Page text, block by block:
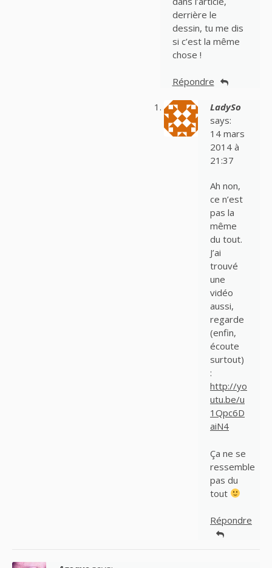
derrière le
dessin, tu me dis
si c’est la même
chose !
Répondre
LadySo
says:
14 mars
2014 à
21:37
Ah non,
ce n’est
pas la
même
du tout.
J’ai
trouvé
une
vidéo
aussi,
regarde
(enfin,
écoute
surtout)
:
http://yo
utu.be/u
1Qpc6D
aiN4
Ça ne se
ressemble
pas du
tout
Répondre